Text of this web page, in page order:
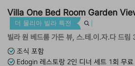
Villa One Bed Room Garden
더 물리아 빌라 특전
빌라 원 베드룸 가든 뷰, 스.테.이.자.다 드림
조식 포함
Edogin 레스토랑 2인 디너 세트 1회 무료